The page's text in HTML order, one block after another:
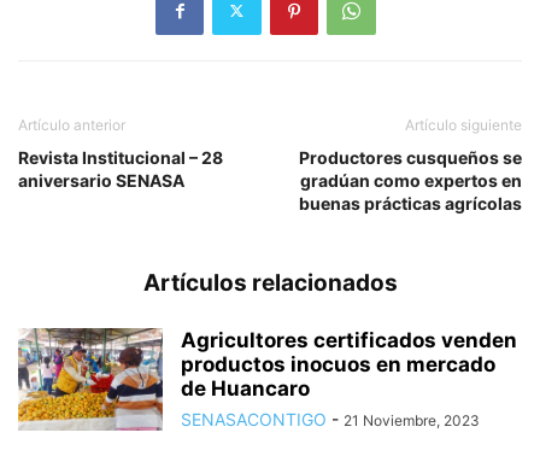
Artículo anterior
Revista Institucional – 28
aniversario SENASA
Artículo siguiente
Productores cusqueños se
gradúan como expertos en
buenas prácticas agrícolas
Artículos relacionados
Agricultores certificados venden
productos inocuos en mercado
de Huancaro
SENASACONTIGO - 21 Noviembre, 2023